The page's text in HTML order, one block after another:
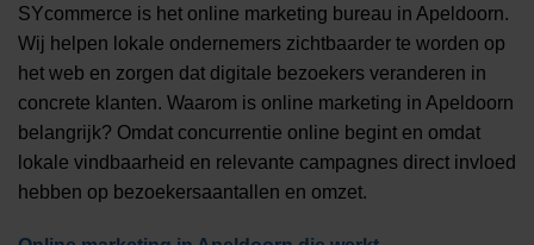
SYcommerce is het online marketing bureau in Apeldoorn.
Wij helpen lokale ondernemers zichtbaarder te worden op
het web en zorgen dat digitale bezoekers veranderen in
concrete klanten. Waarom is online marketing in Apeldoorn
belangrijk? Omdat concurrentie online begint en omdat
lokale vindbaarheid en relevante campagnes direct invloed
hebben op bezoekersaantallen en omzet.